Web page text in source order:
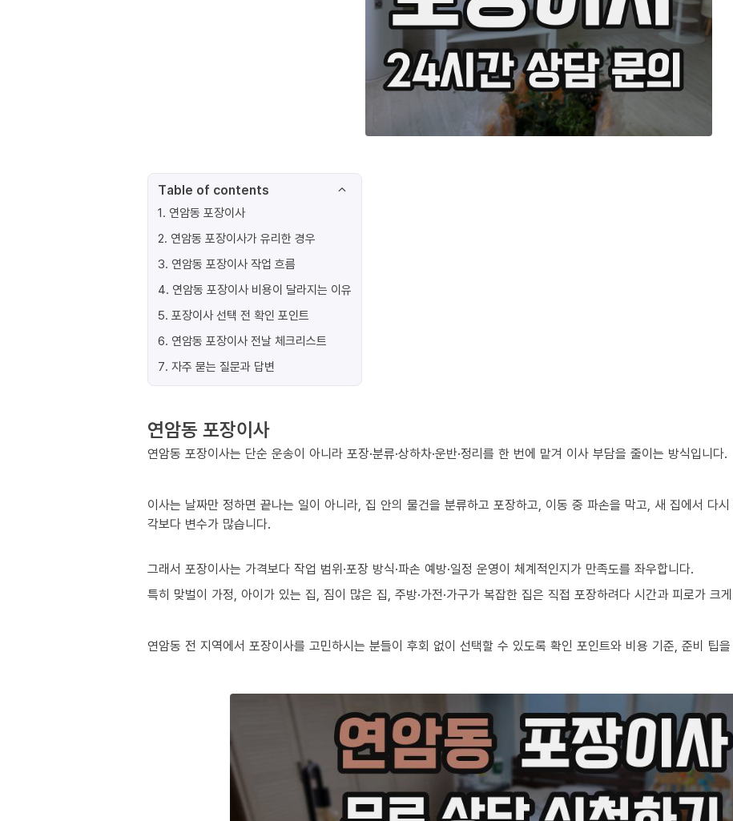
Table of contents
1. 연암동 포장이사
2. 연암동 포장이사가 유리한 경우
3. 연암동 포장이사 작업 흐름
4. 연암동 포장이사 비용이 달라지는 이유
5. 포장이사 선택 전 확인 포인트
6. 연암동 포장이사 전날 체크리스트
7. 자주 묻는 질문과 답변
연암동 포장이사
연암동 포장이사는 단순 운송이 아니라 포장·분류·상하차·운반·정리를 한 번에 맡겨 이사 부담을 줄이는 방식입니다.
이사는 날짜만 정하면 끝나는 일이 아니라, 집 안의 물건을 분류하고 포장하고, 이동 중 파손을 막고, 새 집에서 다
각보다 변수가 많습니다.
그래서 포장이사는 가격보다 작업 범위·포장 방식·파손 예방·일정 운영이 체계적인지가 만족도를 좌우합니다.
특히 맞벌이 가정, 아이가 있는 집, 짐이 많은 집, 주방·가전·가구가 복잡한 집은 직접 포장하려다 시간과 피로가 크
연암동 전 지역에서 포장이사를 고민하시는 분들이 후회 없이 선택할 수 있도록 확인 포인트와 비용 기준, 준비 팁